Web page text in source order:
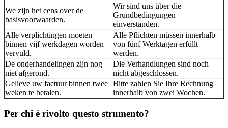
We zijn het eens over de
basisvoorwaarden.
Wir sind uns über die
Grundbedingungen
einverstanden.
Alle verplichtingen moeten
binnen vijf werkdagen worden
vervuld.
Alle Pflichten müssen innerhalb
von fünf Werktagen erfüllt
werden.
De onderhandelingen zijn nog
niet afgerond.
Die Verhandlungen sind noch
nicht abgeschlossen.
Gelieve uw factuur binnen twee
weken te betalen.
Bitte zahlen Sie Ihre Rechnung
innerhalb von zwei Wochen.
Per chi è rivolto questo strumento?